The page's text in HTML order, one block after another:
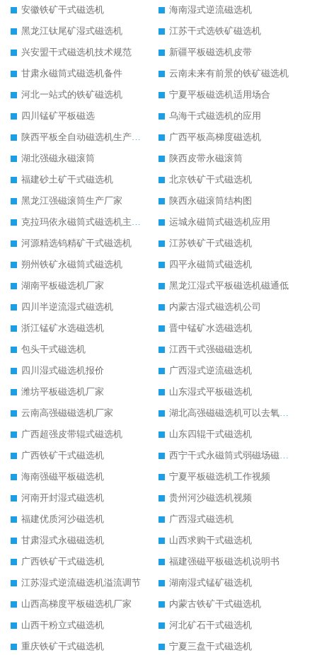
安徽铁矿干式磁选机
海南湿式逆流磁选机
黑龙江钛尾矿湿式磁选机
江苏干式选铁矿磁选机
兴安盟干式磁选机技术规范
新疆平板磁选机皮带
甘肃永磁筒式磁选机备件
云南未来有前景的铁矿磁选机
河北一站式的铁矿磁选机
宁夏平板磁选机适用场合
四川锰矿平板磁选
乌海干式磁选机的应用
陕西平板全自动磁选机生产厂家
广西平板高梯度磁选机
湖北强磁永磁滚筒
陕西皮带永磁滚筒
福建砂土矿干式磁选机
北京铁矿干式磁选机
黑龙江强磁滚筒生产厂家
陕西永磁滚筒结构图
克拉玛依永磁筒式磁选机主要技术参数
运城永磁筒式磁选机应用
河源精选钨精矿干式磁选机
江苏铁矿干式磁选机
朔州铁矿永磁筒式磁选机
四平永磁筒式磁选机
湖南平板磁选机厂家
黑龙江湿式平板磁选机磁通低
四川半逆流湿式磁选机
内蒙古湿式磁选机公司
浙江锰矿水选磁选机
晋中锰矿水选磁选机
包头干式磁选机
江西干式强磁磁选机
四川湿式磁选机报价
广西湿式逆流磁选机
潍坊平板磁选机厂家
山东湿式平板磁选机
云南高强磁磁选机厂家
湖北高强磁磁选机可以去氧化铝
广西超强皮带辊式磁选机
山东四辊干式磁选机
广西铁矿干式磁选机
西宁干式永磁筒式弱磁场磁选机结构图
海南强磁平板磁选机
宁夏平板磁选机工作视频
河南开封湿式磁选机
贵州河沙磁选机视频
福建优质河沙磁选机
广西湿式磁选机
甘肃湿式永磁磁选机
山西求购干式磁选机
广西铁矿干式磁选机
福建强磁平板磁选机说明书
江苏湿式逆流磁选机溢流调节
湖南湿式锰矿磁选机
山西高梯度平板磁选机厂家
内蒙古铁矿干式磁选机
山西干粉立式磁选机
河北矿石干式磁选机
重庆铁矿干式磁选机
宁夏三盘干式磁选机